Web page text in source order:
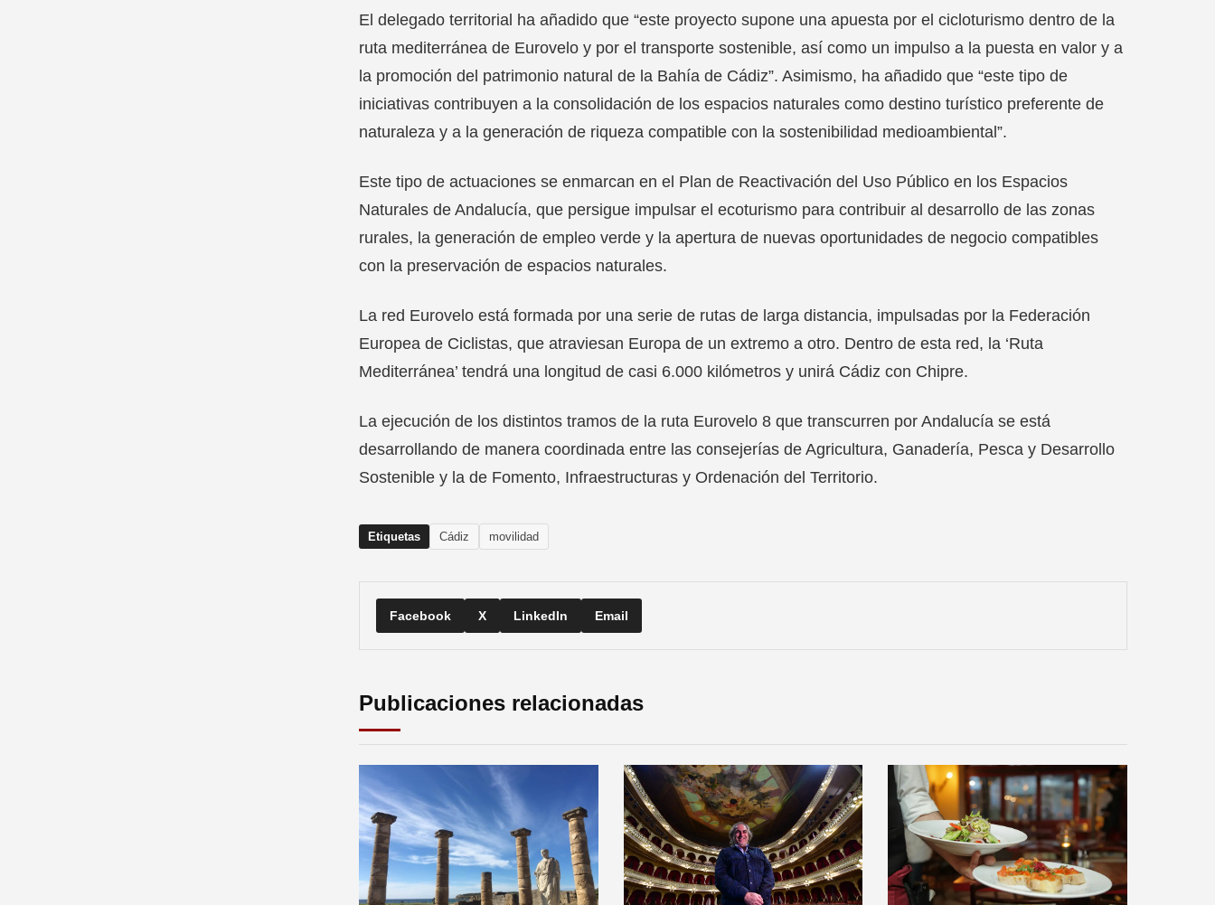
El delegado territorial ha añadido que “este proyecto supone una apuesta por el cicloturismo dentro de la
ruta mediterránea de Eurovelo y por el transporte sostenible, así como un impulso a la puesta en valor y a
la promoción del patrimonio natural de la Bahía de Cádiz”. Asimismo, ha añadido que “este tipo de
iniciativas contribuyen a la consolidación de los espacios naturales como destino turístico preferente de
naturaleza y a la generación de riqueza compatible con la sostenibilidad medioambiental”.
Este tipo de actuaciones se enmarcan en el Plan de Reactivación del Uso Público en los Espacios
Naturales de Andalucía, que persigue impulsar el ecoturismo para contribuir al desarrollo de las zonas
rurales, la generación de empleo verde y la apertura de nuevas oportunidades de negocio compatibles
con la preservación de espacios naturales.
La red Eurovelo está formada por una serie de rutas de larga distancia, impulsadas por la Federación
Europea de Ciclistas, que atraviesan Europa de un extremo a otro. Dentro de esta red, la ‘Ruta
Mediterránea’ tendrá una longitud de casi 6.000 kilómetros y unirá Cádiz con Chipre.
La ejecución de los distintos tramos de la ruta Eurovelo 8 que transcurren por Andalucía se está
desarrollando de manera coordinada entre las consejerías de Agricultura, Ganadería, Pesca y Desarrollo
Sostenible y la de Fomento, Infraestructuras y Ordenación del Territorio.
Etiquetas Cádiz movilidad
Facebook X LinkedIn Email
Publicaciones relacionadas